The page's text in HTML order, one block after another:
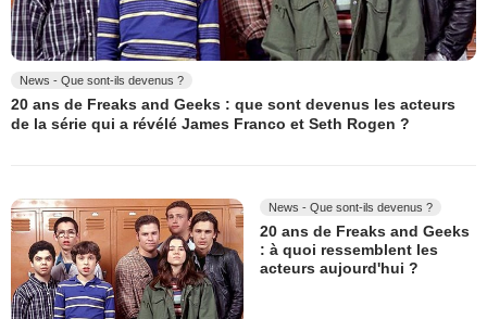
News - Que sont-ils devenus ?
20 ans de Freaks and Geeks : que sont devenus les acteurs
de la série qui a révélé James Franco et Seth Rogen ?
News - Que sont-ils devenus ?
20 ans de Freaks and Geeks
: à quoi ressemblent les
acteurs aujourd'hui ?